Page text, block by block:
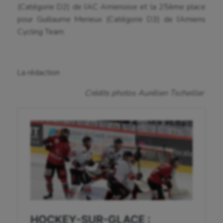
Escrime
Golf
Gymnastique
Gymnastique rythmique
Haltérophilie
Handisport
Hippisme
(Catégorie D2) de l’AC Amienoise et la 25ème place
pour Guillaume Merieux (Catégorie D3) de l’Amiens
Cycling Team.
La rédaction
Crédits photos Aurélien Tscheiller